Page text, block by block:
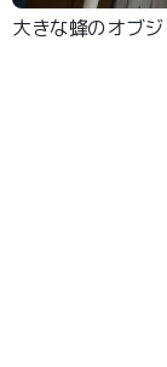
大きな蜂のオブ